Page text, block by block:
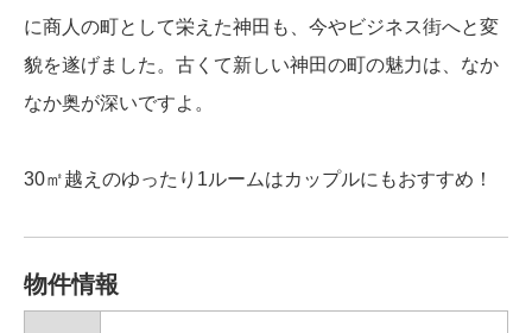
に商人の町として栄えた神田も、今やビジネス街へと変
貌を遂げました。古くて新しい神田の町の魅力は、なか
なか奥が深いですよ。
30㎡越えのゆったり1ルームはカップルにもおすすめ！
物件情報